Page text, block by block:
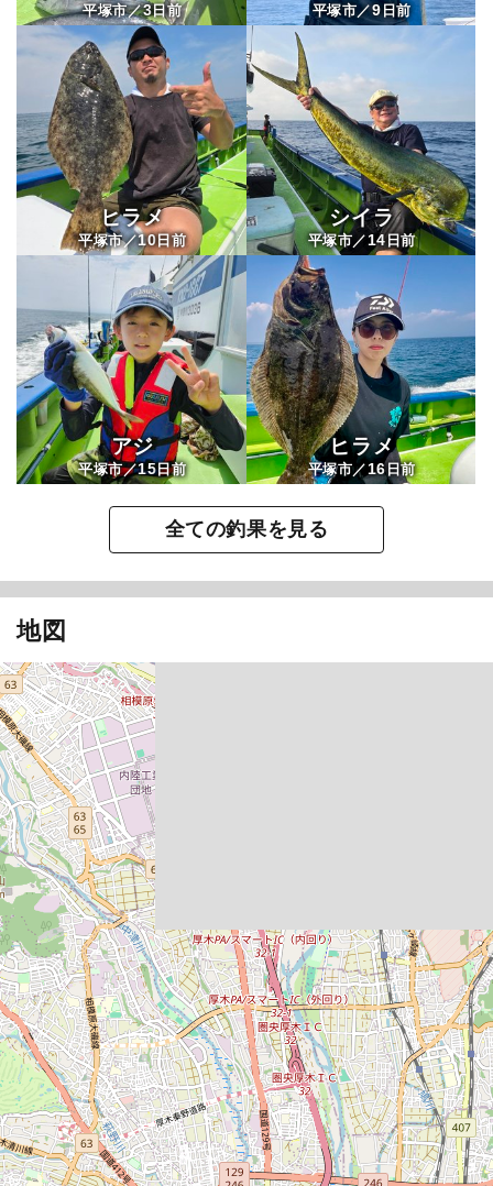
平塚市／3日前 平塚市／9 日前
ヒラメ
平塚市／10日前
シイラ
平塚市／ 14日前
アジ
平塚市／15日前
ヒラメ
平塚市／ 16日前
全ての釣果を見る
地図